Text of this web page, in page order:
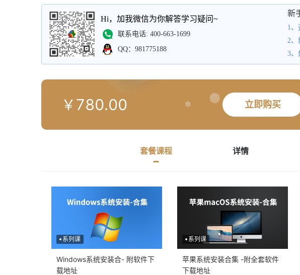
Hi，加我微信为你解答学习疑问~
联系电话: 400-663-1699
QQ：981775188
新
1
2、
3、
￥ 780.00 立即购买
套餐课程 详情
系列课
Windows系统安装合- 附软件下
载地址
系列课
苹果系统安装合集 -附全套软件
下载地址